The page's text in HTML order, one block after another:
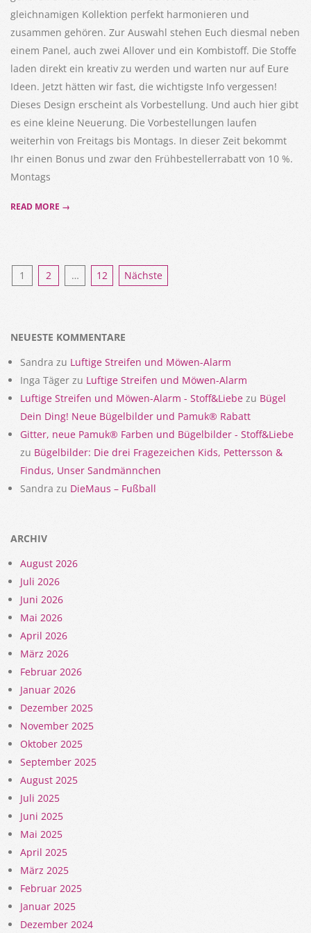
gleichnamigen Kollektion perfekt harmonieren und
zusammen gehören. Zur Auswahl stehen Euch diesmal neben
einem Panel, auch zwei Allover und ein Kombistoff. Die Stoffe
laden direkt ein kreativ zu werden und warten nur auf Eure
Ideen. Jetzt hätten wir fast, die wichtigste Info vergessen!
Dieses Design erscheint als Vorbestellung. Und auch hier gibt
es eine kleine Neuerung. Die Vorbestellungen laufen
weiterhin von Freitags bis Montags. In dieser Zeit bekommt
Ihr einen Bonus und zwar den Frühbestellerrabatt von 10 %.
Montags
READ MORE →
Seitennummerierung
1 2 … 12 Nächste
NEUESTE KOMMENTARE
Sandra zu Luftige Streifen und Möwen-Alarm
Inga Täger zu Luftige Streifen und Möwen-Alarm
Luftige Streifen und Möwen-Alarm - Stoff&Liebe zu Bügel
Dein Ding! Neue Bügelbilder und Pamuk® Rabatt
Gitter, neue Pamuk® Farben und Bügelbilder - Stoff&Liebe
zu Bügelbilder: Die drei Fragezeichen Kids, Pettersson &
Findus, Unser Sandmännchen
Sandra zu DieMaus – Fußball
ARCHIV
August 2026
Juli 2026
Juni 2026
Mai 2026
April 2026
März 2026
Februar 2026
Januar 2026
Dezember 2025
November 2025
Oktober 2025
September 2025
August 2025
Juli 2025
Juni 2025
Mai 2025
April 2025
März 2025
Februar 2025
Januar 2025
Dezember 2024